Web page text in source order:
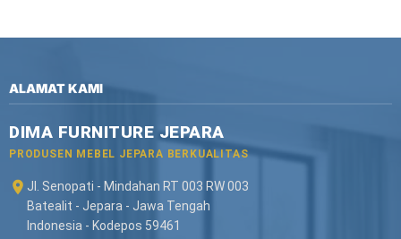
ALAMAT KAMI
DIMA FURNITURE JEPARA
PRODUSEN MEBEL JEPARA BERKUALITAS
Jl. Senopati - Mindahan RT 003 RW 003
Batealit - Jepara - Jawa Tengah
Indonesia - Kodepos 59461